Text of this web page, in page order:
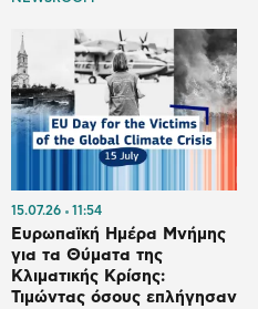
15.07.26 11:54
Ευρωπαϊκή Ημέρα Μνήμης
για τα Θύματα της
Κλιματικής Κρίσης:
Τιμώντας όσους επλήγησαν